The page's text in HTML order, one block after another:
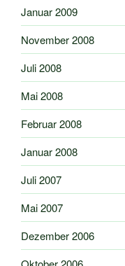
Januar 2009
November 2008
Juli 2008
Mai 2008
Februar 2008
Januar 2008
Juli 2007
Mai 2007
Dezember 2006